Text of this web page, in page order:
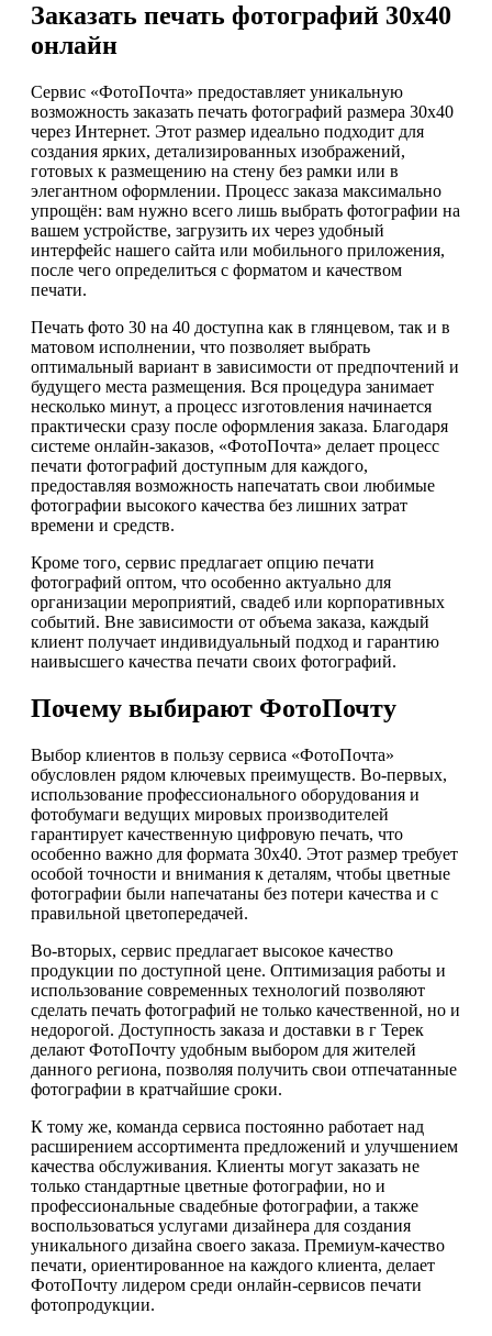
Заказать печать фотографий 30х40
онлайн
Сервис «ФотоПочта» предоставляет уникальную
возможность заказать печать фотографий размера 30х40
через Интернет. Этот размер идеально подходит для
создания ярких, детализированных изображений,
готовых к размещению на стену без рамки или в
элегантном оформлении. Процесс заказа максимально
упрощён: вам нужно всего лишь выбрать фотографии на
вашем устройстве, загрузить их через удобный
интерфейс нашего сайта или мобильного приложения,
после чего определиться с форматом и качеством
печати.
Печать фото 30 на 40 доступна как в глянцевом, так и в
матовом исполнении, что позволяет выбрать
оптимальный вариант в зависимости от предпочтений и
будущего места размещения. Вся процедура занимает
несколько минут, а процесс изготовления начинается
практически сразу после оформления заказа. Благодаря
системе онлайн-заказов, «ФотоПочта» делает процесс
печати фотографий доступным для каждого,
предоставляя возможность напечатать свои любимые
фотографии высокого качества без лишних затрат
времени и средств.
Кроме того, сервис предлагает опцию печати
фотографий оптом, что особенно актуально для
организации мероприятий, свадеб или корпоративных
событий. Вне зависимости от объема заказа, каждый
клиент получает индивидуальный подход и гарантию
наивысшего качества печати своих фотографий.
Почему выбирают ФотоПочту
Выбор клиентов в пользу сервиса «ФотоПочта»
обусловлен рядом ключевых преимуществ. Во-первых,
использование профессионального оборудования и
фотобумаги ведущих мировых производителей
гарантирует качественную цифровую печать, что
особенно важно для формата 30х40. Этот размер требует
особой точности и внимания к деталям, чтобы цветные
фотографии были напечатаны без потери качества и с
правильной цветопередачей.
Во-вторых, сервис предлагает высокое качество
продукции по доступной цене. Оптимизация работы и
использование современных технологий позволяют
сделать печать фотографий не только качественной, но и
недорогой. Доступность заказа и доставки в г Терек
делают ФотоПочту удобным выбором для жителей
данного региона, позволяя получить свои отпечатанные
фотографии в кратчайшие сроки.
К тому же, команда сервиса постоянно работает над
расширением ассортимента предложений и улучшением
качества обслуживания. Клиенты могут заказать не
только стандартные цветные фотографии, но и
профессиональные свадебные фотографии, а также
воспользоваться услугами дизайнера для создания
уникального дизайна своего заказа. Премиум-качество
печати, ориентированное на каждого клиента, делает
ФотоПочту лидером среди онлайн-сервисов печати
фотопродукции.